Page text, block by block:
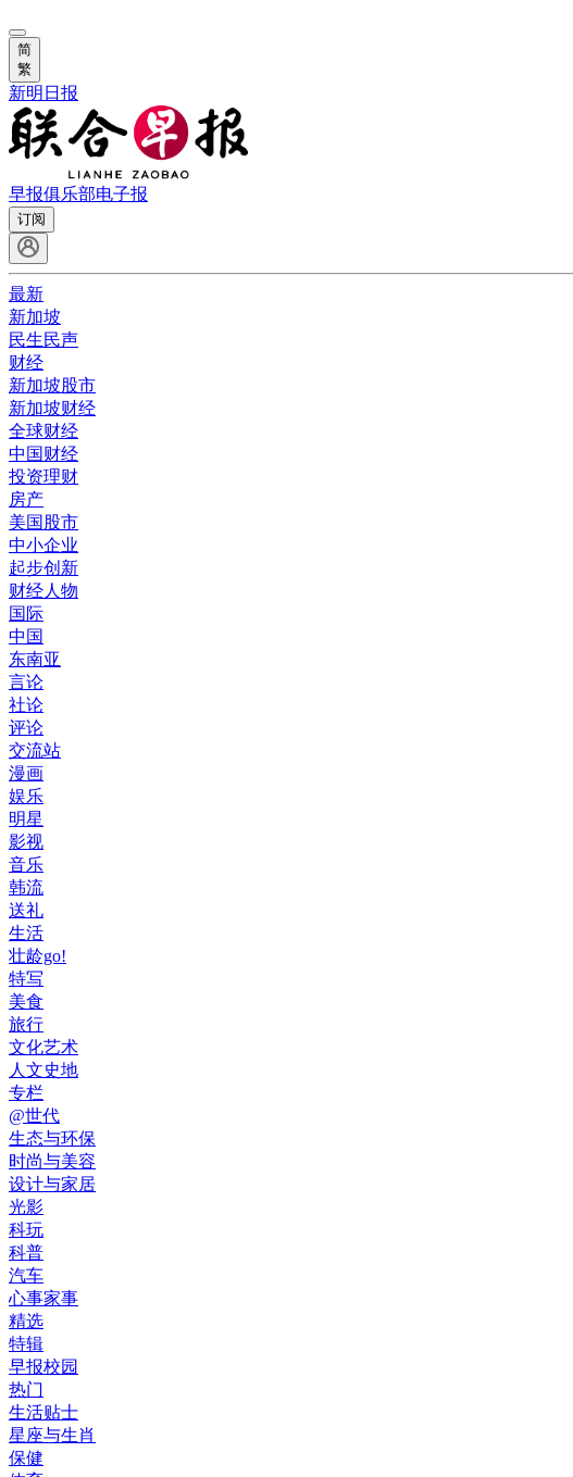
简
繁
新明日报
早报俱乐部电子报
订阅
最新
新加坡
民生民声
财经
新加坡股市
新加坡财经
全球财经
中国财经
投资理财
房产
美国股市
中小企业
起步创新
财经人物
国际
中国
东南亚
言论
社论
评论
交流站
漫画
娱乐
明星
影视
音乐
韩流
送礼
生活
壮龄go!
特写
美食
旅行
文化艺术
人文史地
专栏
@世代
生态与环保
时尚与美容
设计与家居
光影
科玩
科普
汽车
心事家事
精选
特辑
早报校园
热门
生活贴士
星座与生肖
保健